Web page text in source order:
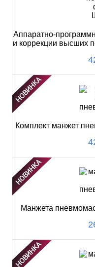
Аппаратно-
и коррекции высших
Комплект манжет
Манжета